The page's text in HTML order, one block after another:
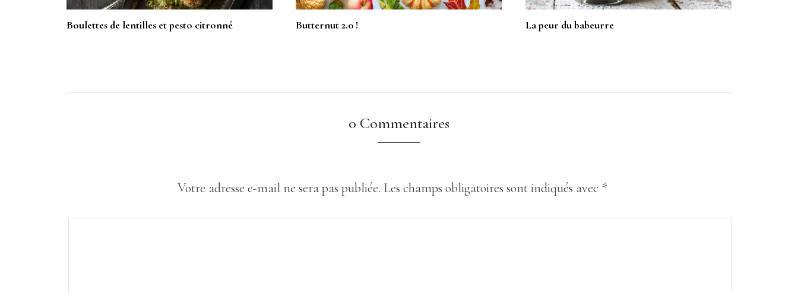
Boulettes de lentilles et pesto citronné Butternut 2.0 ! La peur du babeurre
0 Commentaires
Votre adresse e-mail ne sera pas publiée. Les champs obligatoires sont indiqués avec *